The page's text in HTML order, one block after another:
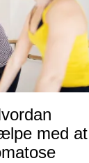
med at